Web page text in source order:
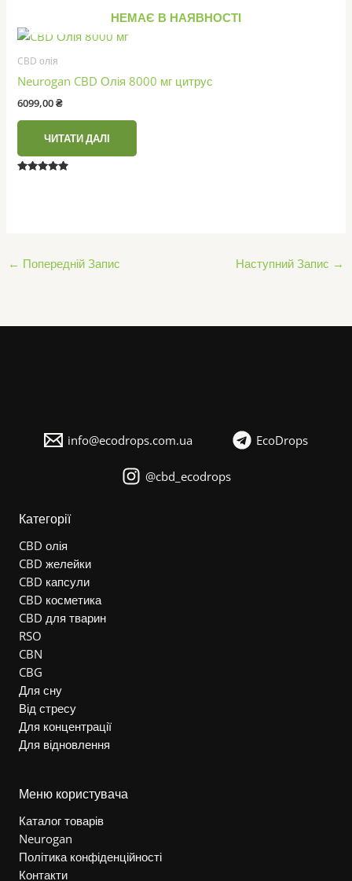
НЕМАЄ В НАЯВНОСТІ
CBD олія
Neurogan CBD Олія 8000 мг цитрус
6099,00₴
ЧИТАТИ ДАЛІ
← Попередній Запис Наступний Запис →
info@ecodrops.com.ua EcoDrops
@cbd_ecodrops
Категорії
CBD олія
CBD желейки
CBD капсули
CBD косметика
CBD для тварин
RSO
CBN
CBG
Для сну
Від стресу
Для концентрації
Для відновлення
Меню користувача
Каталог товарів
Neurogan
Політика конфіденційності
Контакти